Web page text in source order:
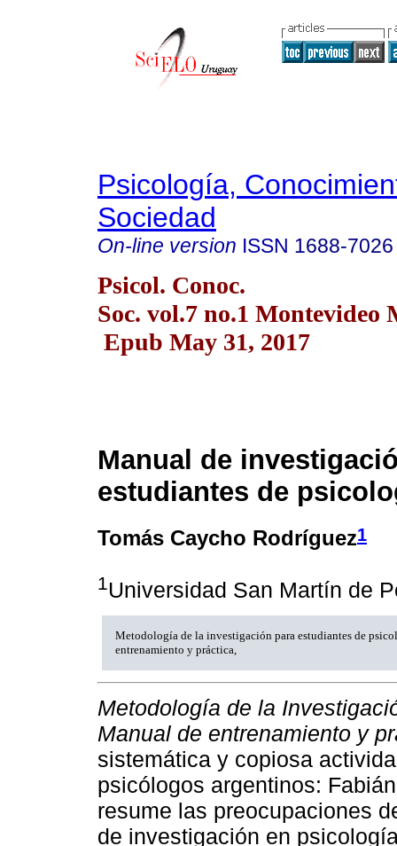
Psicología,
Sociedad
On-line version ISSN 1688-7026
Psicol. Conoc.
Soc. vol.7 no.1 Montevideo
Epub May 31, 2017
Manual de
estudiantes de
Tomás Caycho Rodríguez1
1Universidad San Martín de
Metodología de la investigación para estudiantes de
entrenamiento y práctica,
Metodología de la
Manual de entrenamiento y
sistemática y copiosa
psicólogos argentinos:
resume las preocupaciones
de investigación en